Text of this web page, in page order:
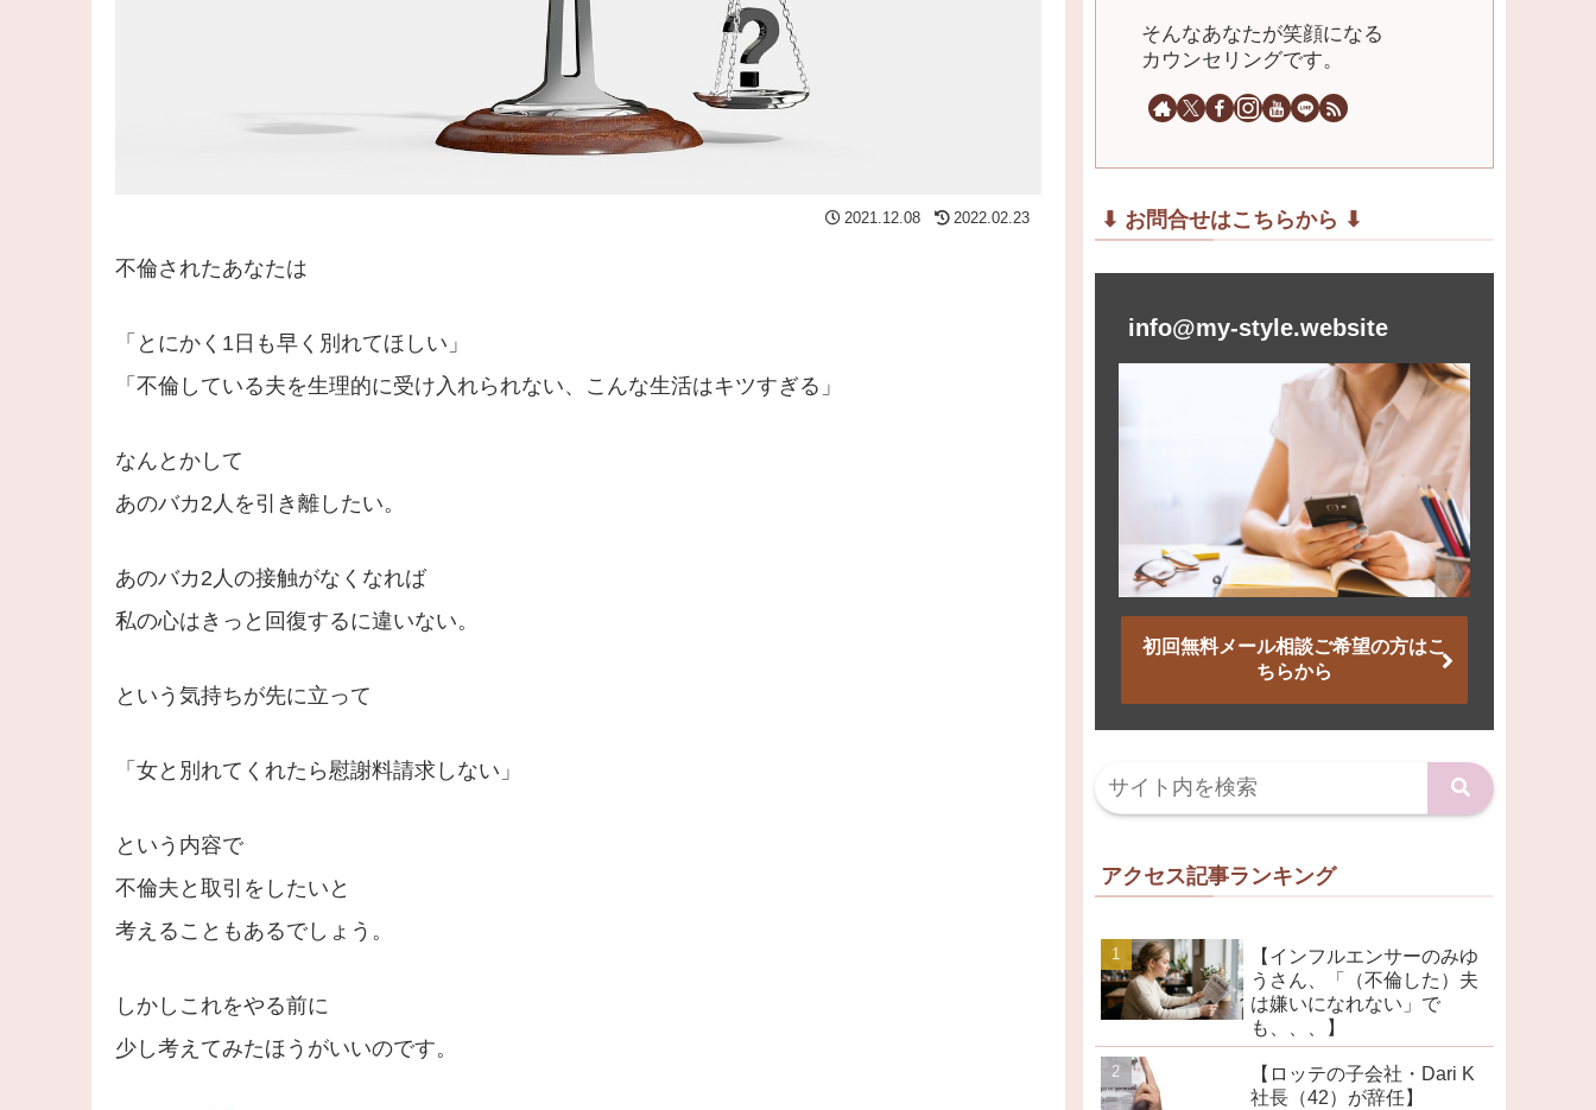
2021.12.08 2022.02.23
不倫されたあなたは
「とにかく1日も早く別れてほしい」
「不倫している夫を生理的に受け入れられない、こんな生活はキツすぎる」
なんとかして
あのバカ2人を引き離したい。
あのバカ2人の接触がなくなれば
私の心はきっと回復するに違いない。
という気持ちが先に立って
「女と別れてくれたら慰謝料請求しない」
という内容で
不倫夫と取引をしたいと
考えることもあるでしょう。
しかしこれをやる前に
少し考えてみたほうがいいのです。
そんなあなたが笑顔になる
カウンセリングです。
⬇︎ お問合せはこちらから ⬇︎
info@my-style.website
初回無料メール相談ご希望の方はこ
ちらから
アクセス記事ランキング
【インフルエンサーのみゆ
うさん、「（不倫した）夫
は嫌いになれない」で
も、、、】
【ロッテの子会社・Dari K
社長（42）が辞任】